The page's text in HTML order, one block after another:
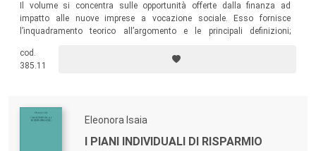
Il volume si concentra sulle opportunità offerte dalla finanza ad
impatto alle nuove imprese a vocazione sociale. Esso fornisce
l’inquadramento teorico all’argomento e le principali definizioni;
dei principali approcci proposti in letteratura e nella prassi operativa per
la misurazione dell’impatto sociale delle operazioni finanziarie.
cod.
385.11
Eleonora Isaia
I PIANI INDIVIDUALI DI RISPARMIO